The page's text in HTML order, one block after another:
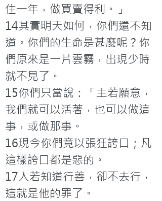
住一年，做買賣得利。」
14其實明天如何，你們還不知
道。你們的生命是甚麼呢？你
們原來是一片雲霧，出現少時
就不見了。
15你們只當說：「主若願意，
我們就可以活著，也可以做這
事，或做那事。
16現今你們竟以張狂誇口；凡
這樣誇口都是惡的。
17人若知道行善，卻不去行，
這就是他的罪了。